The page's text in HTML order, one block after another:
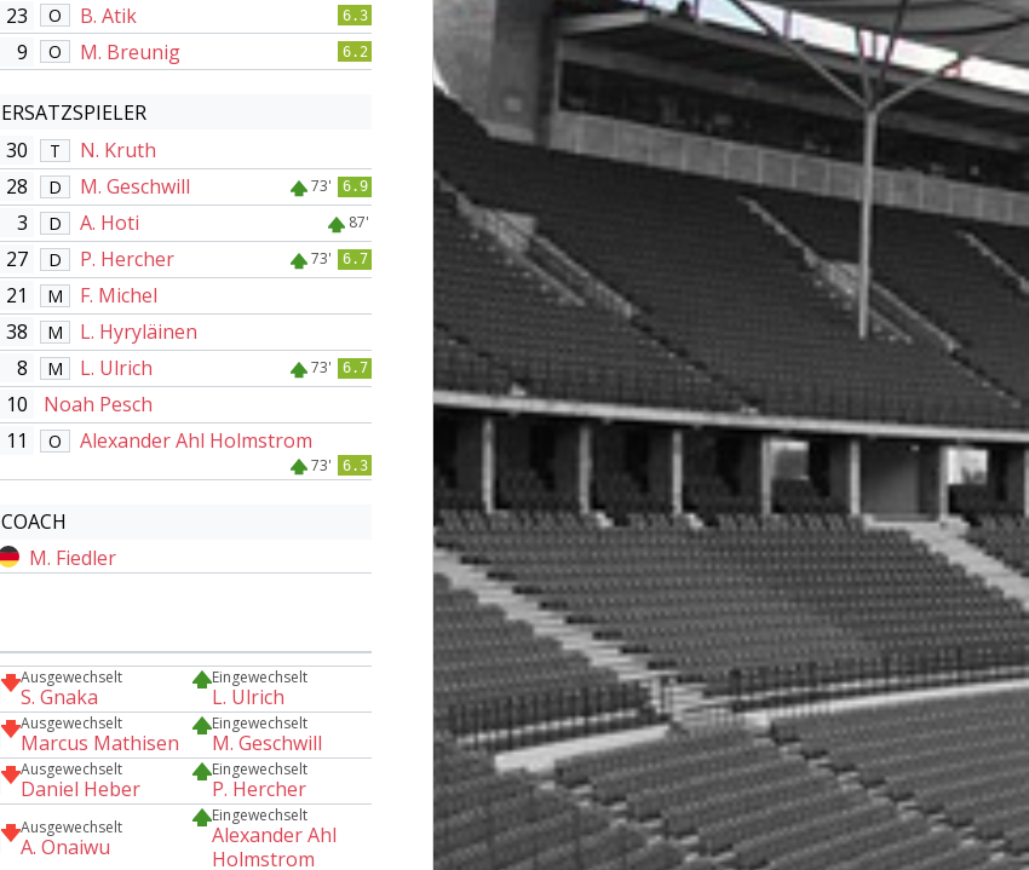
23 O B. Atik 6.3
9 O M. Breunig 6.2
ERSATZSPIELER
30
T
N. Kruth
28
D M. Geschwill 73' 6.9
3 D A. Hoti 87'
27 D P. Hercher 73' 6.7
21 M
F. Michel
38
M
L. Hyryläinen
8
M L. Ulrich 73' 6.7
10
Noah Pesch
11
O Alexander Ahl Holmstrom
73' 6.3
COACH
M. Fiedler
Ausgewechselt
S. Gnaka
Eingewechselt
L. Ulrich
Ausgewechselt
Marcus Mathisen
Eingewechselt
M. Geschwill
Ausgewechselt
Daniel Heber
Eingewechselt
P. Hercher
Ausgewechselt
A. Onaiwu
Eingewechselt
Alexander Ahl
Holmstrom